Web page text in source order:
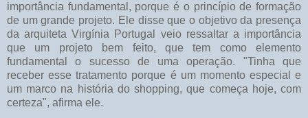
importância fundamental, porque é o princípio de formação
de um grande projeto. Ele disse que o objetivo da presença
da arquiteta Virgínia Portugal veio ressaltar a importância
que um projeto bem feito, que tem como elemento
fundamental o sucesso de uma operação. "Tinha que
receber esse tratamento porque é um momento especial e
um marco na história do shopping, que começa hoje, com
certeza", afirma ele.